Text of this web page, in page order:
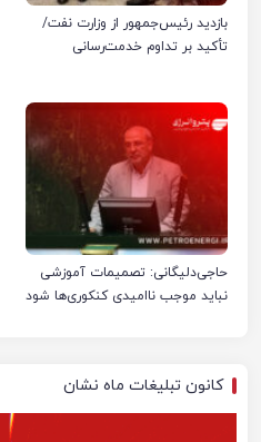
بازدید رئیس‌جمهور از وزارت نفت/
تأکید بر تداوم خدمت‌رسانی
حاجی‌دلیگانی: تصمیمات آموزشی
نباید موجب ناامیدی کنکوری‌ها شود
کانون تبلیغات ماه نشان